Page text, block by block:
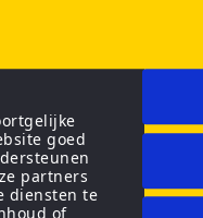
goed
partners
diensten te
of